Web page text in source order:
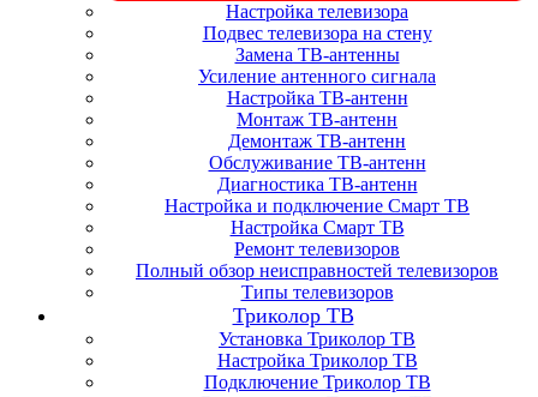
Настройка телевизора
Подвес телевизора на стену
Замена ТВ-антенны
Усиление антенного сигнала
Настройка ТВ-антенн
Монтаж ТВ-антенн
Демонтаж ТВ-антенн
Обслуживание ТВ-антенн
Диагностика ТВ-антенн
Настройка и подключение Смарт ТВ
Настройка Смарт ТВ
Ремонт телевизоров
Полный обзор неисправностей телевизоров
Типы телевизоров
Триколор ТВ
Установка Триколор ТВ
Настройка Триколор ТВ
Подключение Триколор ТВ